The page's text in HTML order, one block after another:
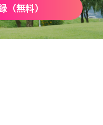
（無料）